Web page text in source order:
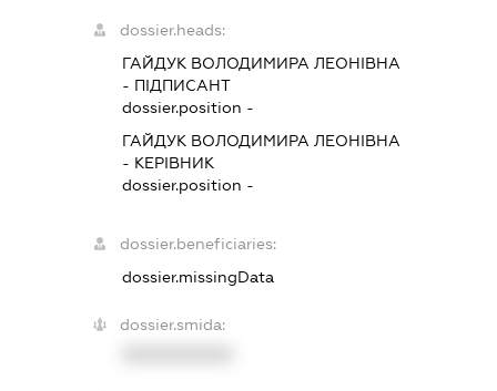
dossier.heads:
ГАЙДУК ВОЛОДИМИРА ЛЕОНІВНА
- ПІДПИСАНТ
dossier.position -
ГАЙДУК ВОЛОДИМИРА ЛЕОНІВНА
- КЕРІВНИК
dossier.position -
dossier.beneficiaries:
dossier.missingData
dossier.smida: